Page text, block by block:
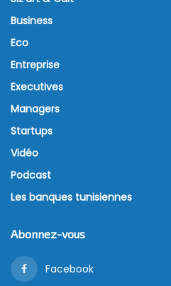
Business
Eco
Entreprise
Executives
Managers
Startups
Vidéo
Podcast
Les banques tunisiennes
Abonnez-vous
Facebook